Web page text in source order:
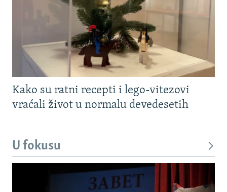
Kako su ratni recepti i lego-vitezovi
vraćali život u normalu devedesetih
U fokusu